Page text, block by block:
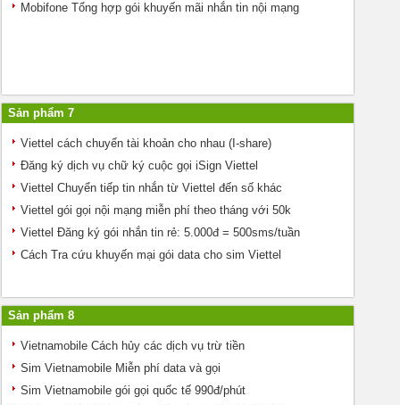
Mobifone Tổng hợp gói khuyến mãi nhắn tin nội mạng
Sản phẩm 7
Viettel cách chuyển tài khoản cho nhau (I-share)
Đăng ký dịch vụ chữ ký cuộc gọi iSign Viettel
Viettel Chuyển tiếp tin nhắn từ Viettel đến số khác
Viettel gói gọi nội mạng miễn phí theo tháng với 50k
Viettel Đăng ký gói nhắn tin rẻ: 5.000đ = 500sms/tuần
Cách Tra cứu khuyến mại gói data cho sim Viettel
Sản phẩm 8
Vietnamobile Cách hủy các dịch vụ trừ tiền
Sim Vietnamobile Miễn phí data và gọi
Sim Vietnamobile gói gọi quốc tế 990đ/phút